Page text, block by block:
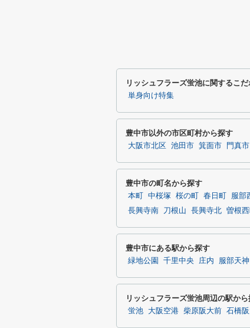
リッシュフラーズ蛍池に関するこ
単身向け特集
豊中市以外の市区町村から探す
大阪市北区 池田市 箕面市 門真市
豊中市の町名から探す
本町 中桜塚 桜の町 春日町 服部
長興寺南
刀根山 長興寺北 曽根西
豊中市にある駅から探す
緑地公園 千里中央 庄内 服部天神
リッシュフラーズ蛍池周辺の駅から
蛍池 大阪空港 柴原阪大前 石橋